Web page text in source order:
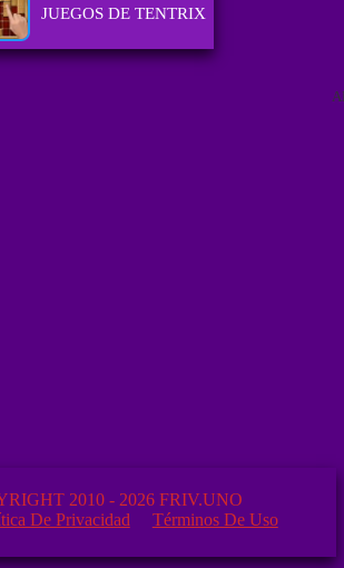
JUEGOS DE TENTRIX
2010 - 2026 FRIV.UNO
De Privacidad Términos De Uso